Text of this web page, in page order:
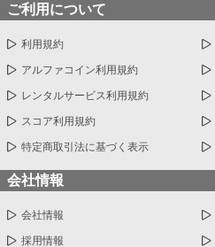
ご利用について
利用規約
アルファコイン利用規約
レンタルサービス利用規約
スコア利用規約
特定商取引法に基づく表示
会社情報
会社情報
採用情報